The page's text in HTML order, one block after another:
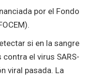
por el Fondo
si en la sangre
el virus SARS-
viral pasada. La